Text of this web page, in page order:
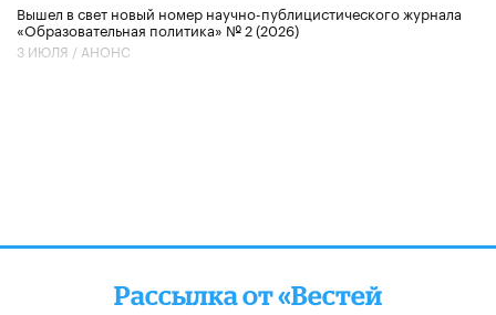
Вышел в свет новый номер научно-публицистического журнала
«Образовательная политика» № 2 (2026)
3 ИЮЛЯ / АНОНС
Рассылка от «Вестей